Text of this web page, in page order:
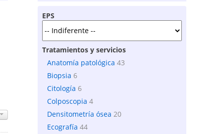
EPS
Tratamientos y servicios
Anatomía patológica 43
Biopsia 6
Citología 6
Colposcopia 4
Densitometría ósea 20
Ecografía 44